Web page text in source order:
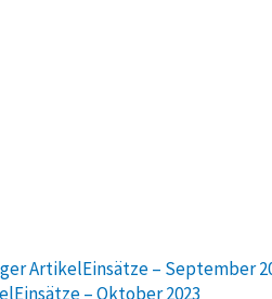
ArtikelEinsätze – September
Einsätze – Oktober 2023